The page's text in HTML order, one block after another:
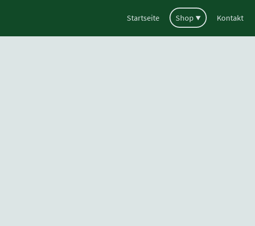
Startseite Shop Kontakt